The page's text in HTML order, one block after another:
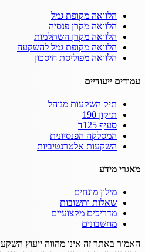
הלוואה מקופת גמל
הלוואה מקרן פנסיה
הלוואה מקרן השתלמות
הלוואה מקופת גמל להשקעה
הלוואה מפוליסת חיסכון
עמודים ייעודיים
תיק השקעות מנוהל
תיקון 190
סעיף 125ד
המסלקה הפנסיונית
השקעות אלטרנטיביות
מאגרי מידע
מילון מונחים
שאלות ותשובות
מדריכים מקצועיים
מחשבונים
האמור באתר זה אינו מהווה ייעוץ